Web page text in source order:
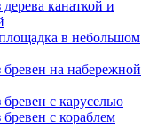
канаткой и
в небольшом
на набережной
с каруселью
с кораблем